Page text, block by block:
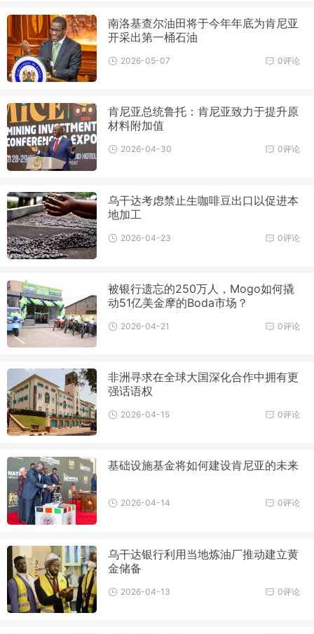
南洛基查尔油田将于今年年底为肯尼亚
开采出第一桶石油
0评论
2026-05-07
肯尼亚总统鲁托：肯尼亚致力于提升原
材料附加值
0评论
2026-04-30
乌干达考虑禁止生咖啡豆出口以促进本
地加工
0评论
2026-04-23
被银行遗忘的250万人，Mogo如何撬
动51亿美金摩的Boda市场？
0评论
2026-04-21
非洲寻求在全球大国深化合作中拥有更
强话语权
0评论
2026-04-15
基础设施基金将如何建设肯尼亚的未来
0评论
2026-04-14
乌干达银行利用当地炼油厂推动建立黄
金储备
0评论
2026-04-13